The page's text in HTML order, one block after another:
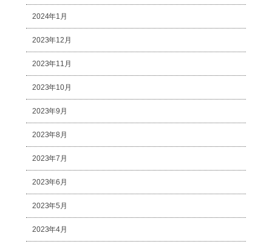
2024年1月
2023年12月
2023年11月
2023年10月
2023年9月
2023年8月
2023年7月
2023年6月
2023年5月
2023年4月